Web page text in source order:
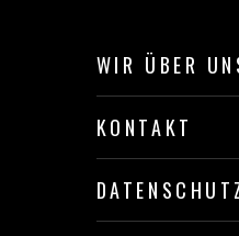
WIR ÜBER
KONTAKT